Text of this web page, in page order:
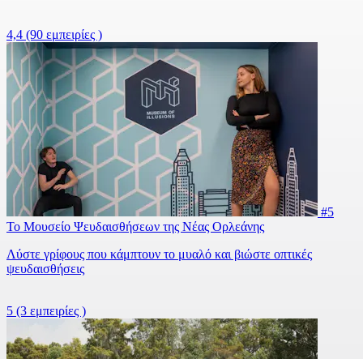
4,4 (90 εμπειρίες )
#5
Το Μουσείο Ψευδαισθήσεων της Νέας Ορλεάνης
Λύστε γρίφους που κάμπτουν το μυαλό και βιώστε οπτικές
ψευδαισθήσεις
5 (3 εμπειρίες )